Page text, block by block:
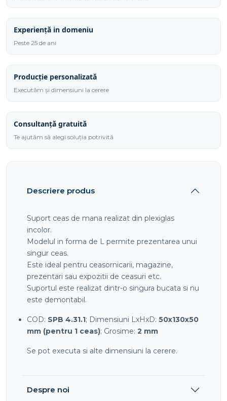
SPB
4.31.1
Experiență in domeniu
Peste 25 de ani
Producție personalizată
Executăm și dimensiuni la cerere
Consultanță gratuită
Te ajutăm să alegi soluția potrivită
Descriere produs
Suport ceas de mana realizat din plexiglas
incolor.
Modelul in forma de L permite prezentarea unui
singur ceas.
Este ideal pentru ceasornicarii, magazine,
prezentari sau expozitii de ceasuri etc.
Suportul este realizat dintr-o singura bucata si nu
este demontabil.
COD: SPB 4.31.1; Dimensiuni LxHxD: 50x130x50
mm (pentru 1 ceas); Grosime: 2 mm
Se pot executa si alte dimensiuni la cerere.
Despre noi